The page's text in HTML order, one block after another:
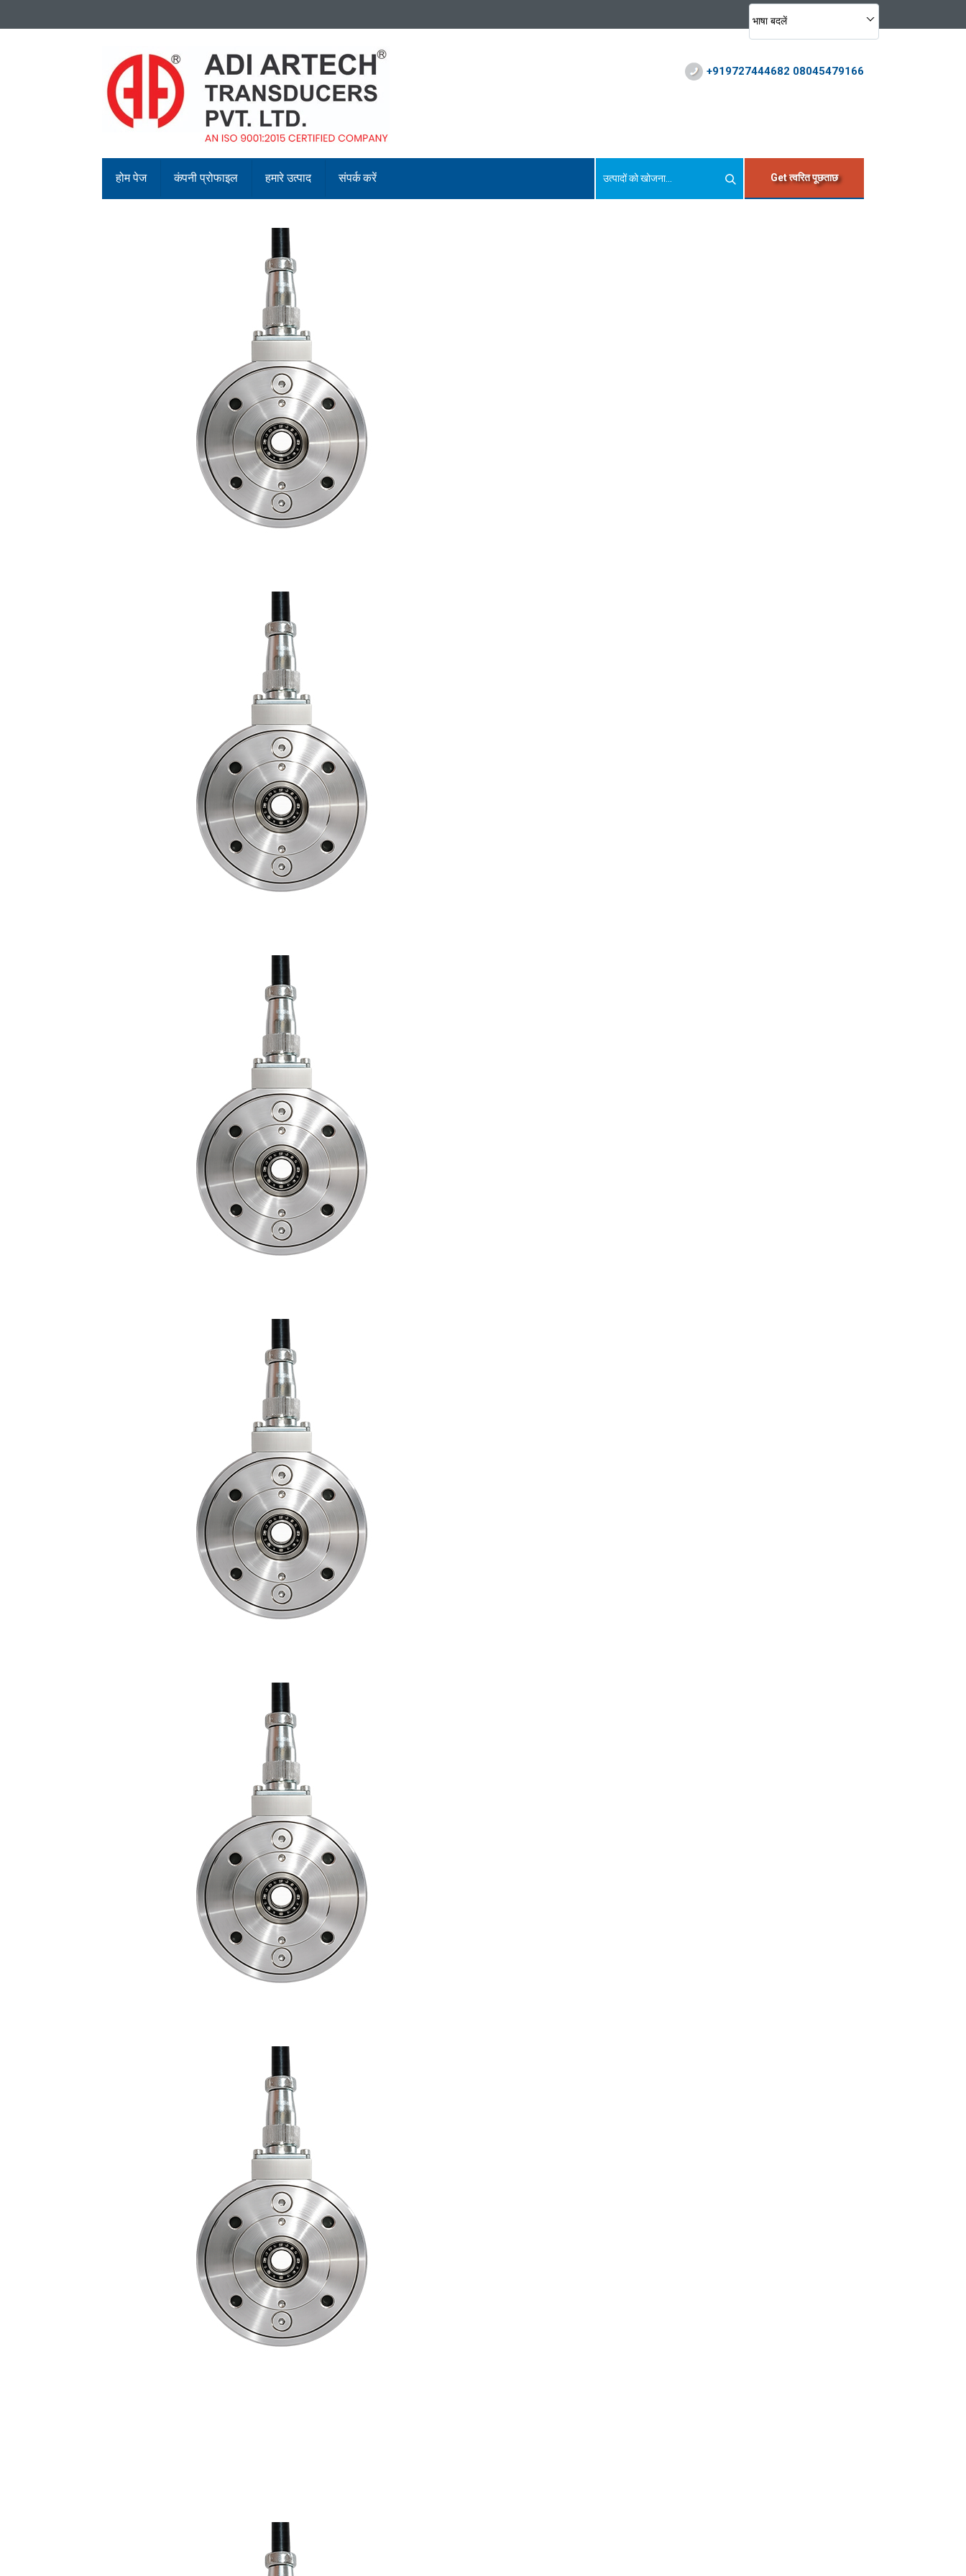
भाषा बदलें
+919727444682 08045479166
होम पेज कंपनी प्रोफाइल हमारे उत्पाद संपर्क करें Get त्वरित पूछताछ